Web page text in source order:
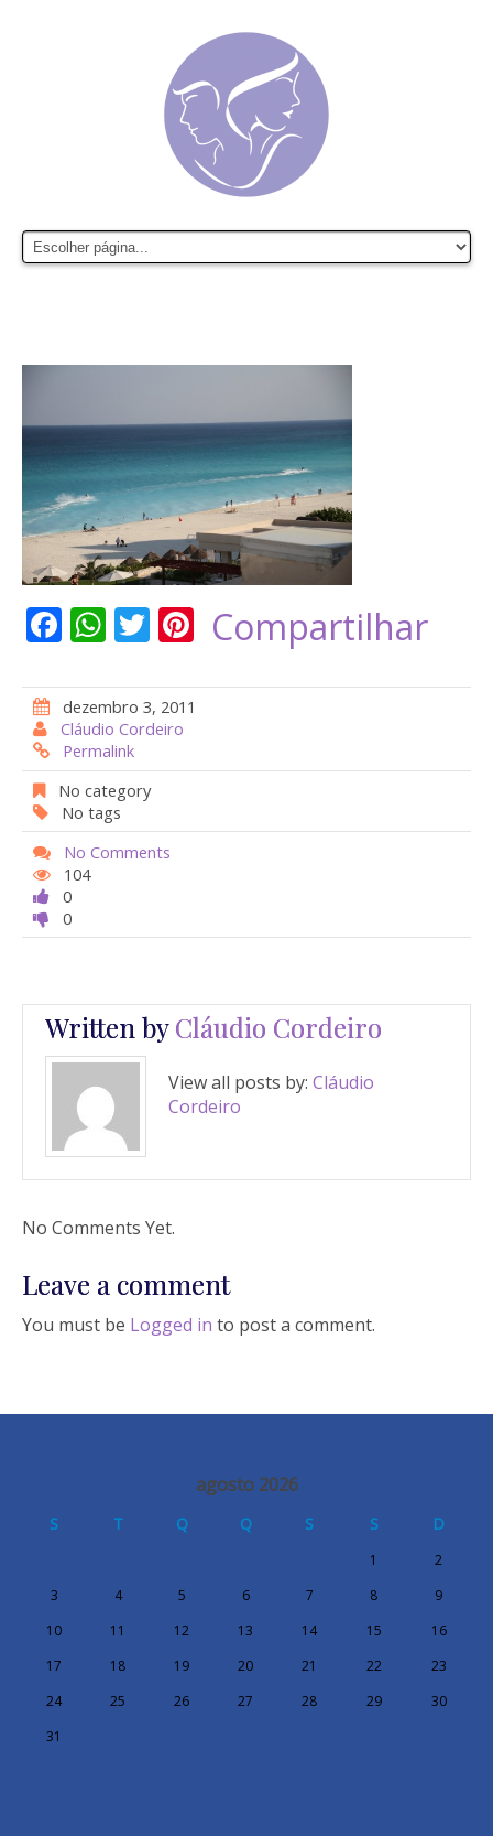
F
e
b
o
o
k
W
at
s
A
p
p
T
itt
er
Pi
er
st
Compartilhar
dezembro 3, 2011
Cláudio Cordeiro
Permalink
No category
No tags
No Comments
104
0
0
Written byCláudio Cordeiro
View all posts by: Cláudio
Cordeiro
No Comments Yet.
Leave a comment
You must be Logged in to post a comment.
agosto 2026
S T Q Q S S D
1
2
3
4 5 6 7 8
9
10
11 12 13 14 15
16
17
18 19 20 21 22
23
24
25 26 27 28 29
30
31